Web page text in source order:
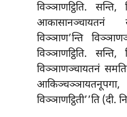
विञ्ञाणट्ठिति.
आकासानञ्चायतनं
विञ्ञाण’न्ति
विञ्ञाणट्ठिति.
विञ्ञाणञ्चायतनं
विञ्ञाणट्ठिती’’ति